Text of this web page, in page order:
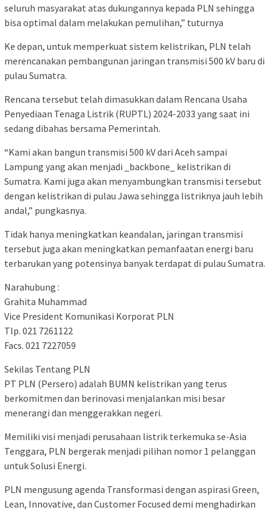
seluruh masyarakat atas dukungannya kepada PLN sehingga
bisa optimal dalam melakukan pemulihan,” tuturnya
Ke depan, untuk memperkuat sistem kelistrikan, PLN telah
merencanakan pembangunan jaringan transmisi 500 kV baru di
pulau Sumatra.
Rencana tersebut telah dimasukkan dalam Rencana Usaha
Penyediaan Tenaga Listrik (RUPTL) 2024-2033 yang saat ini
sedang dibahas bersama Pemerintah.
“Kami akan bangun transmisi 500 kV dari Aceh sampai
Lampung yang akan menjadi _backbone_ kelistrikan di
Sumatra. Kami juga akan menyambungkan transmisi tersebut
dengan kelistrikan di pulau Jawa sehingga listriknya jauh lebih
andal,” pungkasnya.
Tidak hanya meningkatkan keandalan, jaringan transmisi
tersebut juga akan meningkatkan pemanfaatan energi baru
terbarukan yang potensinya banyak terdapat di pulau Sumatra.
Narahubung :
Grahita Muhammad
Vice President Komunikasi Korporat PLN
Tlp. 021 7261122
Facs. 021 7227059
Sekilas Tentang PLN
PT PLN (Persero) adalah BUMN kelistrikan yang terus
berkomitmen dan berinovasi menjalankan misi besar
menerangi dan menggerakkan negeri.
Memiliki visi menjadi perusahaan listrik terkemuka se-Asia
Tenggara, PLN bergerak menjadi pilihan nomor 1 pelanggan
untuk Solusi Energi.
PLN mengusung agenda Transformasi dengan aspirasi Green,
Lean, Innovative, dan Customer Focused demi menghadirkan